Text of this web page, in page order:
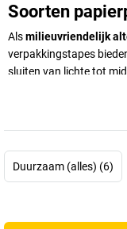
Soorten
Alsmilieuvriendelijk
verpakkingstapes
sluiten van lichte tot
Duurzaam (alles) (6)